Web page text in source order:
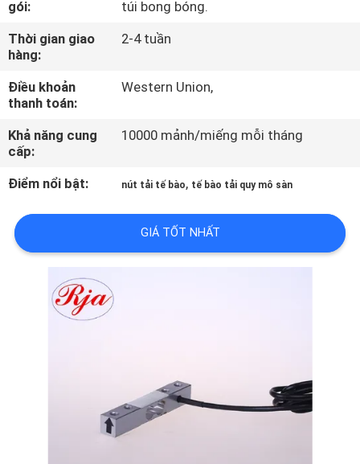
THAM
QUAN
NHÀ
MÁY
KIỂM
SOÁT
CHẤT
gói:
túi bong bóng.
Thời gian giao
hàng:
2-4 tuần
Điều khoản
thanh toán:
Western Union,
Khả năng cung
cấp:
10000 mảnh/miếng mỗi tháng
Điểm nổi bật: nút tải tế bào, tế bào tải quy mô sàn
GIÁ TỐT NHẤT